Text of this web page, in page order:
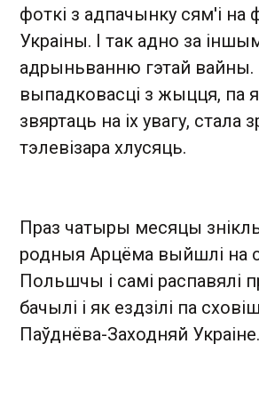
фоткі з адпачынку сям'і на
Украіны. І так адно за
адрыньванню гэтай вайны.
выпадковасці з жыцця, па
звяртаць на іх увагу, стала
тэлевізара хлусяць.
Праз чатыры месяцы
родныя Арцёма выйшлі на
Польшчы і самі распавялі
бачылі і як ездзілі па
Паўднёва-Заходняй Украіне.